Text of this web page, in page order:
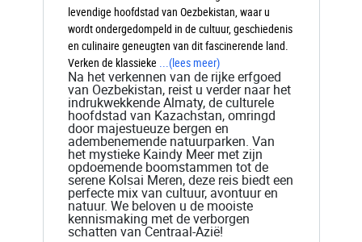
levendige hoofdstad van Oezbekistan, waar u
wordt ondergedompeld in de cultuur, geschiedenis
en culinaire geneugten van dit fascinerende land.
Verken de klassieke ...(lees meer)
Na het verkennen van de rijke erfgoed
van Oezbekistan, reist u verder naar het
indrukwekkende Almaty, de culturele
hoofdstad van Kazachstan, omringd
door majestueuze bergen en
adembenemende natuurparken. Van
het mystieke Kaindy Meer met zijn
opdoemende boomstammen tot de
serene Kolsai Meren, deze reis biedt een
perfecte mix van cultuur, avontuur en
natuur. We beloven u de mooiste
kennismaking met de verborgen
schatten van Centraal-Azië!